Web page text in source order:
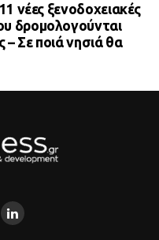
11 νέες ξενοδοχειακές
δρομολογούνται
– Σε ποιά νησιά θα